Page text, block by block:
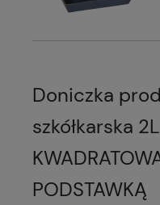
Doniczka
szkółkarska
PODSTAWKĄ